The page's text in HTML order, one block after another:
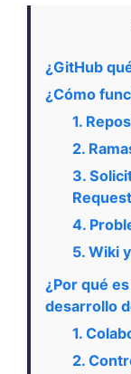
¿GitHub
¿Cómo
1.
2.
3.
4.
5. Wiki
¿Por qué
desarrollo
1.
2.